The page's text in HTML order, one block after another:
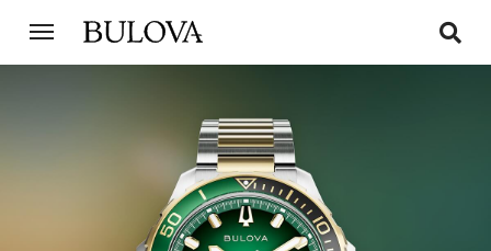
Bulova - Marine star